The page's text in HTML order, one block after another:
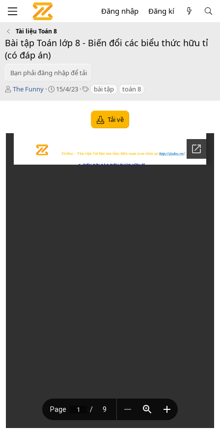
Đăng nhập Đăng kí
Tài liệu Toán 8
Bài tập Toán lớp 8 - Biến đổi các biểu thức hữu tỉ
(có đáp án)
Bạn phải đăng nhập để tải
T
ả
The Funny
C15/4/23
T
s
bài tập toán 8
Tải về